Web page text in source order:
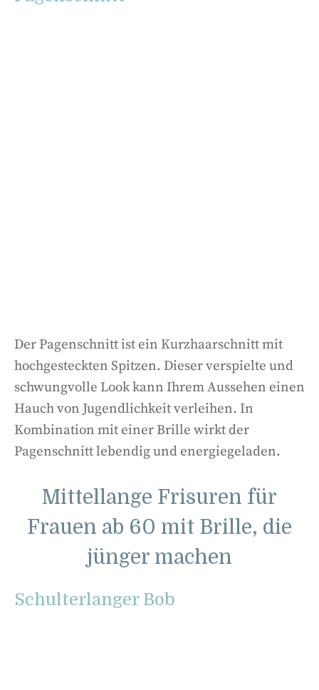
Der Pagenschnitt ist ein Kurzhaarschnitt mit
hochgesteckten Spitzen. Dieser verspielte und
schwungvolle Look kann Ihrem Aussehen einen
Hauch von Jugendlichkeit verleihen. In
Kombination mit einer Brille wirkt der
Pagenschnitt lebendig und energiegeladen.
Mittellange Frisuren für
Frauen ab 60 mit Brille, die
jünger machen
Schulterlanger Bob